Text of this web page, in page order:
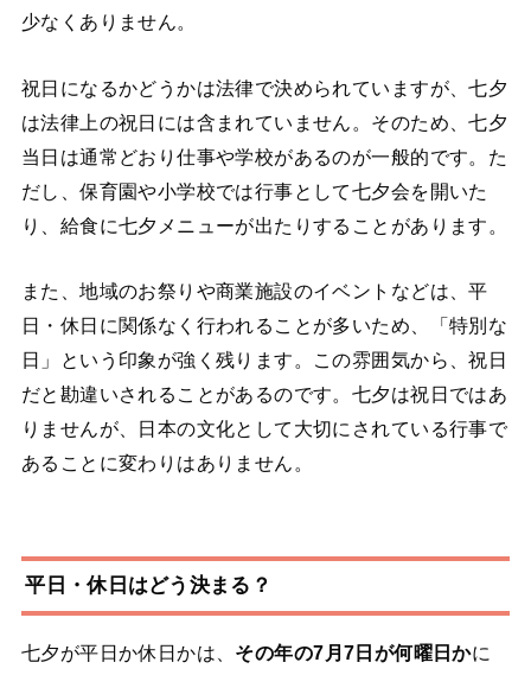
少なくありません。
祝日になるかどうかは法律で決められていますが、七夕
は法律上の祝日には含まれていません。そのため、七夕
当日は通常どおり仕事や学校があるのが一般的です。た
だし、保育園や小学校では行事として七夕会を開いた
り、給食に七夕メニューが出たりすることがあります。
また、地域のお祭りや商業施設のイベントなどは、平
日・休日に関係なく行われることが多いため、「特別な
日」という印象が強く残ります。この雰囲気から、祝日
だと勘違いされることがあるのです。七夕は祝日ではあ
りませんが、日本の文化として大切にされている行事で
あることに変わりはありません。
平日・休日はどう決まる？
七夕が平日か休日かは、 その年の7月7日が何曜日かに